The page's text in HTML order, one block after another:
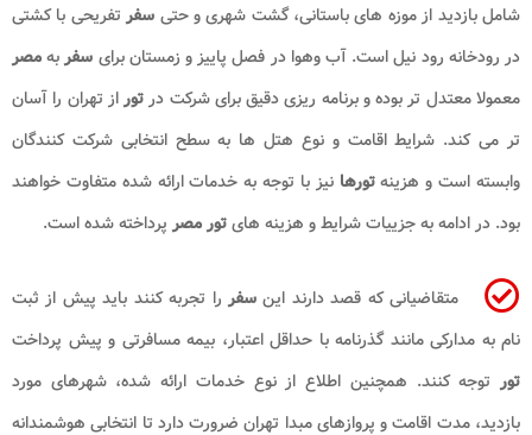
شامل بازدید از موزه های باستانی، گشت شهری و حتی سفرتفریحی با کشتی
در رودخانه رود نیل است. آب وهوا در فصل پاییز و زمستان برای سفربهمصر
معمولا معتدل تر بوده و برنامه ریزی دقیق برای شرکت درتوراز تهران را آسان
تر می کند. شرایط اقامت و نوع هتل ها به سطح انتخابی شرکت کنندگان
وابسته است و هزینهتورهانیز با توجه به خدمات ارائه شده متفاوت خواهند
بود. در ادامه به جزییات شرایط و هزینه هایتور مصرپرداخته شده است.
متقاضیانی که قصد دارند اینسفر را تجربه کنند باید پیش از ثبت
نام به مدارکی مانند گذرنامه با حداقل اعتبار، بیمه مسافرتی و پیش پرداخت
تور توجه کنند. همچنین اطلاع از نوع خدمات ارائه شده، شهرهای مورد
بازدید، مدت اقامت و پروازهای مبدا تهران ضرورت دارد تا انتخابی هوشمندانه